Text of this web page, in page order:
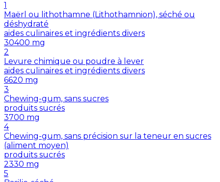
1
Maërl ou lithothamne (Lithothamnion), séché ou
déshydraté
aides culinaires et ingrédients divers
30400 mg
2
Levure chimique ou poudre à lever
aides culinaires et ingrédients divers
6620 mg
3
Chewing-gum, sans sucres
produits sucrés
3700 mg
4
Chewing-gum, sans précision sur la teneur en sucres
(aliment moyen)
produits sucrés
2330 mg
5